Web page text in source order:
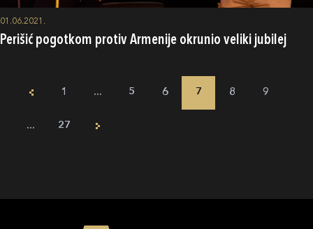
01.06.2021.
Perišić pogotkom protiv Armenije okrunio veliki jubilej
1 ... 5 6 7 8 9
... 27